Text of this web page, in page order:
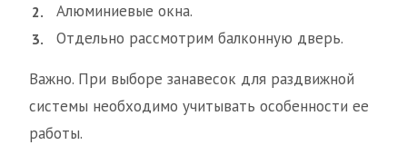
Алюминиевые окна.
Отдельно рассмотрим балконную дверь.
Важно. При выборе занавесок для раздвижной
системы необходимо учитывать особенности ее
работы.